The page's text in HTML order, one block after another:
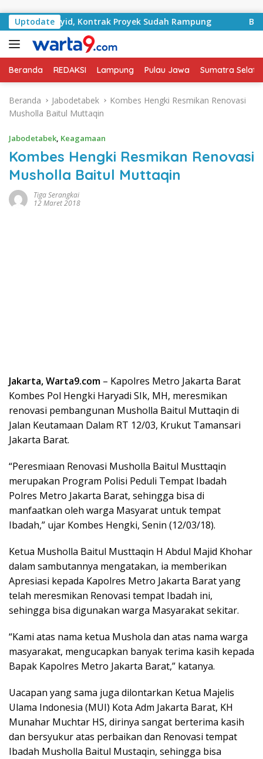
Uptodate
Basyid, Kontrak Proyek Sudah Rampung Bulan
Beranda REDAKSI Lampung Pulau Jawa Sumatra
Beranda Jabodetabek
Kombes Hengki Resmikan Renovasi
Musholla Baitul Muttaqin
Jabodetabek, Keagamaan
Kombes Hengki Resmikan Renovasi
Musholla Baitul Muttaqin
Tiga Serangkai
12 Maret 2018
Jakarta, Warta9.com – Kapolres Metro Jakarta Barat
Kombes Pol Hengki Haryadi SIk, MH, meresmikan
renovasi pembangunan Musholla Baitul Muttaqin di
Jalan Keutamaan Dalam RT 12/03, Krukut Tamansari
Jakarta Barat.
“Peresmiaan Renovasi Musholla Baitul Musttaqin
merupakan Program Polisi Peduli Tempat Ibadah
Polres Metro Jakarta Barat, sehingga bisa di
manfaatkan oleh warga Masyarat untuk tempat
Ibadah,” ujar Kombes Hengki, Senin (12/03/18).
Ketua Musholla Baitul Musttaqin H Abdul Majid Khohar
dalam sambutannya mengatakan, ia memberikan
Apresiasi kepada Kapolres Metro Jakarta Barat yang
telah meresmikan Renovasi tempat Ibadah ini,
sehingga bisa digunakan warga Masyarakat sekitar.
“Kami atas nama ketua Mushola dan atas nama warga
masyarakat, mengucapkan banyak terima kasih kepada
Bapak Kapolres Metro Jakarta Barat,” katanya.
Uacapan yang sama juga dilontarkan Ketua Majelis
Ulama Indonesia (MUI) Kota Adm Jakarta Barat, KH
Munahar Muchtar HS, dirinya sangat berterima kasih
dan bersyukur atas perbaikan dan Renovasi tempat
Ibadah Musholla Baitul Mustaqin, sehingga bisa